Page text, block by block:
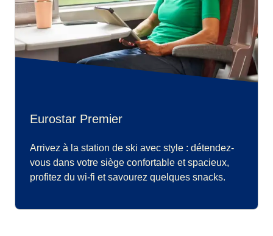
Eurostar Premier
Arrivez à la station de ski avec style : détendez-
vous dans votre siège confortable et spacieux,
profitez du wi-fi et savourez quelques snacks.